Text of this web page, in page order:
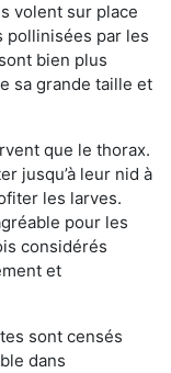
volent sur place
pollinisées par les
bien plus
sa grande taille et
que le thorax.
jusqu’à leur nid à
les larves.
pour les
considérés
et
sont censés
dans